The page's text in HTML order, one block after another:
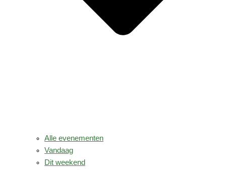
Alle evenementen
Vandaag
Dit weekend